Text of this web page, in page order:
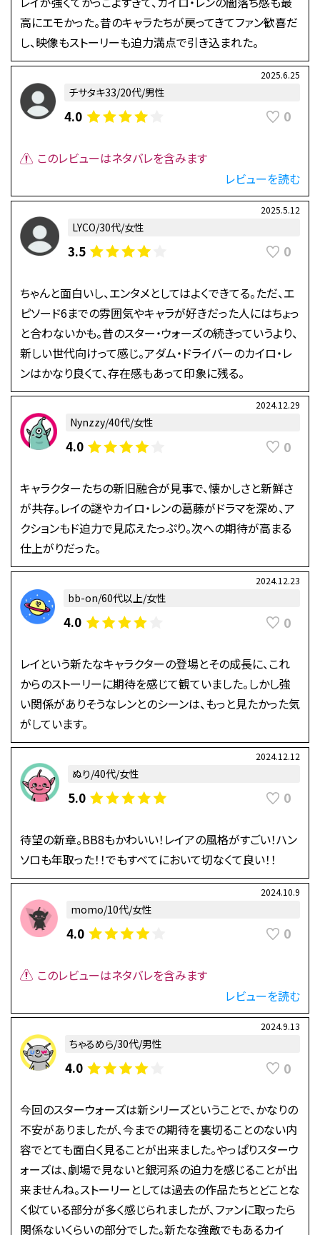
高にエモかった。昔のキャラたちが戻ってきてファン歓喜だ
し、映像もストーリーも迫力満点で引き込まれた。
2025.6.25
チサタキ33/20代/男性
4.0 0
このレビューはネタバレを含みます
レビューを読む
2025.5.12
LYCO/30代/女性
3.5 0
ちゃんと面白いし、エンタメとしてはよくできてる。ただ、エ
ピソード6までの雰囲気やキャラが好きだった人にはちょっ
と合わないかも。昔のスター・ウォーズの続きっていうより、
新しい世代向けって感じ。アダム・ドライバーのカイロ・レ
ンはかなり良くて、存在感もあって印象に残る。
2024.12.29
Nynzzy/40代/女性
4.0 0
キャラクターたちの新旧融合が見事で、懐かしさと新鮮さ
が共存。レイの謎やカイロ・レンの葛藤がドラマを深め、ア
クションもド迫力で見応えたっぷり。次への期待が高まる
仕上がりだった。
2024.12.23
bb-on/60代以上/女性
4.0 0
レイという新たなキャラクターの登場とその成長に、これ
からのストーリーに期待を感じて観ていました。しかし強
い関係がありそうなレンとのシーンは、もっと見たかった気
がしています。
2024.12.12
ぬり/40代/女性
5.0 0
待望の新章。BB8もかわいい！レイアの風格がすごい！ハン
ソロも年取った！！でもすべてにおいて切なくて良い！！
2024.10.9
momo/10代/女性
4.0 0
このレビューはネタバレを含みます
レビューを読む
2024.9.13
ちゃるめら/30代/男性
4.0 0
今回のスターウォーズは新シリーズということで、かなりの
不安がありましたが、今までの期待を裏切ることのない内
容でとても面白く見ることが出来ました。やっぱりスターウ
ォーズは、劇場で見ないと銀河系の迫力を感じることが出
来ませんね。ストーリーとしては過去の作品たちとどことな
く似ている部分が多く感じられましたが、ファンに取ったら
関係ないくらいの部分でした。新たな強敵でもあるカイ